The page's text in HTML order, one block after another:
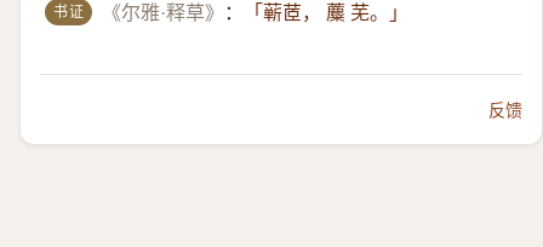
书证 《尔雅·释草》 ： 「蕲茝， 蘪 芜。」
反馈